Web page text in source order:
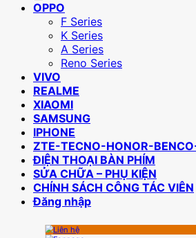
OPPO
F Series
K Series
A Series
Reno Series
VIVO
REALME
XIAOMI
SAMSUNG
IPHONE
ZTE-TECNO-HONOR-
ĐIỆN THOẠI BÀN PHÍM
SỬA CHỮA – PHỤ KIỆN
CHÍNH SÁCH CÔNG TÁC VIÊN
Đăng nhập